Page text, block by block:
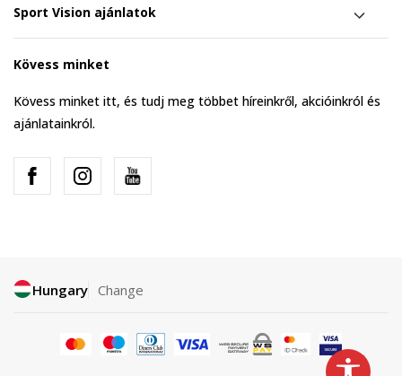
Sport Vision ajánlatok
Kövess minket
Kövess minket itt, és tudj meg többet híreinkről, akcióinkról és
ajánlatainkról.
Hungary Change